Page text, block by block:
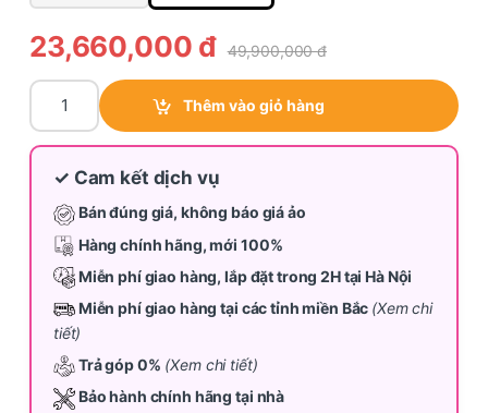
23,660,000 đ 49,900,000đ
Tivi Samsung Crystal UHD 85 inch UA85DU8000 quantity
Thêm vào giỏ hàng
✓ Cam kết dịch vụ
Bán đúng giá, không báo giá ảo
Hàng chính hãng, mới 100%
Miễn phí giao hàng, lắp đặt trong 2H tại Hà Nội
Miễn phí giao hàng tại các tỉnh miền Bắc (Xem chi
tiết)
Trả góp 0% (Xem chi tiết)
Bảo hành chính hãng tại nhà